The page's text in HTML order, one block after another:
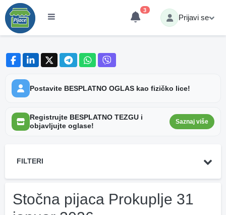
3
Prijavi se
Postavite BESPLATNO OGLAS kao fizičko lice!
Registrujte BESPLATNO TEZGU i
objavljujte oglase!
Saznaj više
FILTERI
Stočna pijaca Prokuplje 31